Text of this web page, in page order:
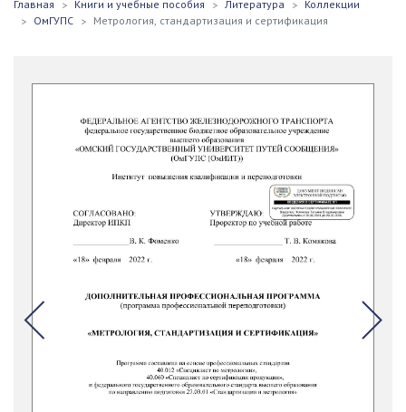
Главная Книги и учебные пособия Литература
Коллекции
ОмГУПС
Метрология, стандартизация и сертификация